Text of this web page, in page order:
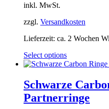
inkl. MwSt.
zzgl. Versandkosten
Lieferzeit: ca. 2 Wochen
Select options
Schwarze
Partnerringe